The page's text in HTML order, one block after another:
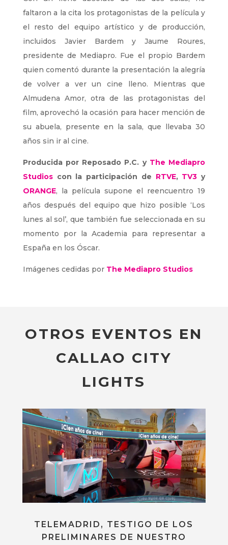
el resto del equipo artístico y de producción,
incluidos Javier Bardem y Jaume Roures,
presidente de Mediapro. Fue el propio Bardem
quien comentó durante la presentación la alegría
de volver a ver un cine lleno. Mientras que
Almudena Amor, otra de las protagonistas del
film, aprovechó la ocasión para hacer mención de
su abuela, presente en la sala, que llevaba 30
años sin ir al cine.
Producida por Reposado P.C. y
Studios con la participación de RTVE TV3
ORANGE
, la película supone el reencuentro 19
años después del equipo que hizo posible ‘Los
lunes al sol’, que también fue seleccionada en su
momento por la Academia para representar a
España en los Óscar.
Imágenes cedidas por
CALLAO CITY
LIGHTS
TELEMADRID, TESTIGO DE LOS
CINE DE VERANO, ORGANIZADO